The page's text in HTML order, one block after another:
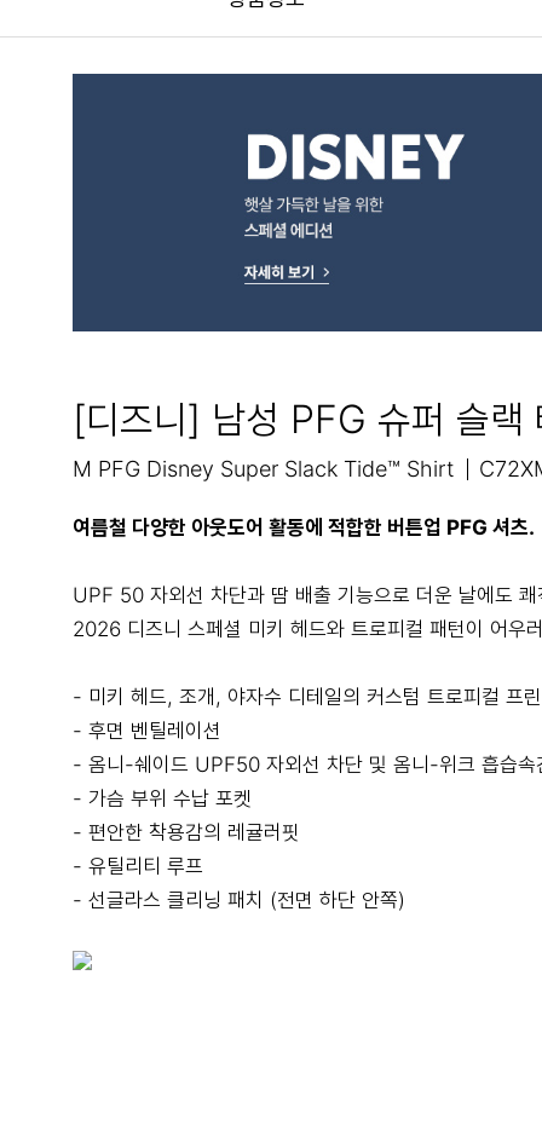
[디즈니] 남성 PFG 슈퍼 슬랙
M PFG Disney Super Slack Tide™ Shirt
여름철 다양한 아웃도어 활동에 적합한 버튼업 PFG 셔츠.
UPF 50 자외선 차단과 땀 배출 기능으로 더운 날에도
2026 디즈니 스페셜 미키 헤드와 트로피컬 패턴이 어우
- 미키 헤드, 조개, 야자수 디테일의 커스텀 트로피컬 프
- 후면 벤틸레이션
- 옴니-쉐이드 UPF50 자외선 차단 및 옴니-위크 흡습속
- 가슴 부위 수납 포켓
- 편안한 착용감의 레귤러핏
- 유틸리티 루프
- 선글라스 클리닝 패치 (전면 하단 안쪽)